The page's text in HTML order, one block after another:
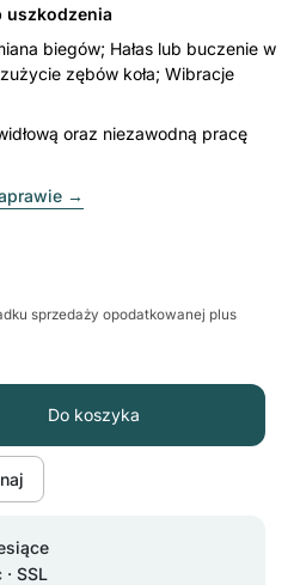
uszkodzenia
biegów; Hałas lub buczenie w
zębów koła; Wibracje
oraz niezawodną pracę
→
sprzedaży opodatkowanej plus
Do koszyka
SSL